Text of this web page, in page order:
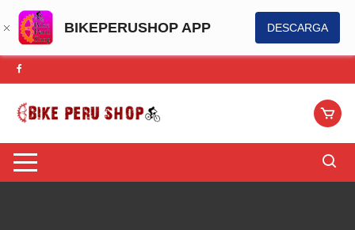
BIKEPERUSHOP APP DESCARGA
Saltar
al
contenido